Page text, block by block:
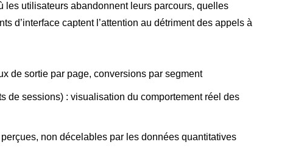
utilisateurs abandonnent leurs parcours, quelles
d’interface captent l’attention au détriment des appels à
de sortie par page, conversions par segment
de sessions) : visualisation du comportement réel des
non décelables par les données quantitatives